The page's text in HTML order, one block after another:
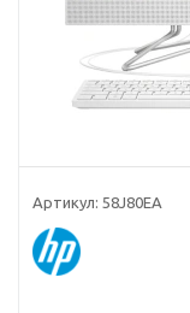
Артикул: 58J80EA